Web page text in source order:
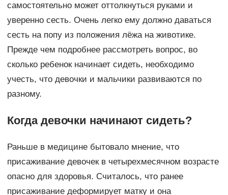
самостоятельно может оттолкнуться руками и
уверенно сесть. Очень легко ему должно даваться
сесть на попу из положения лёжа на животике.
Прежде чем подробнее рассмотреть вопрос, во
сколько ребенок начинает сидеть, необходимо
учесть, что девочки и мальчики развиваются по
разному.
Когда девочки начинают сидеть?
Раньше в медицине бытовало мнение, что
присаживание девочек в четырехмесячном возрасте
опасно для здоровья. Считалось, что ранее
присаживание деформирует матку и она